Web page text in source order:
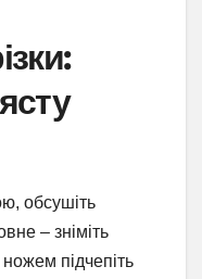
обсушіть
– зніміть
підчепіть